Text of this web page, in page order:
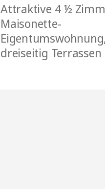
Attraktive 4 ½
Maisonette-
dreiseitig Terrassen